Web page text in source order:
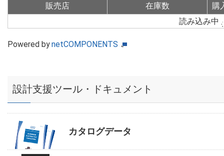
販売店 在庫数
購
読み込み中
Powered bynetCOMPONENTS
設計支援ツール・ドキュメント
カタログデータ